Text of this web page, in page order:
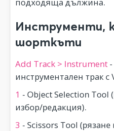
Инструменти,
шорткъти
Add Track > Instrument
инструментален трак с
1 - Object Selection Tool
избор/редакция).
3 - Scissors Tool